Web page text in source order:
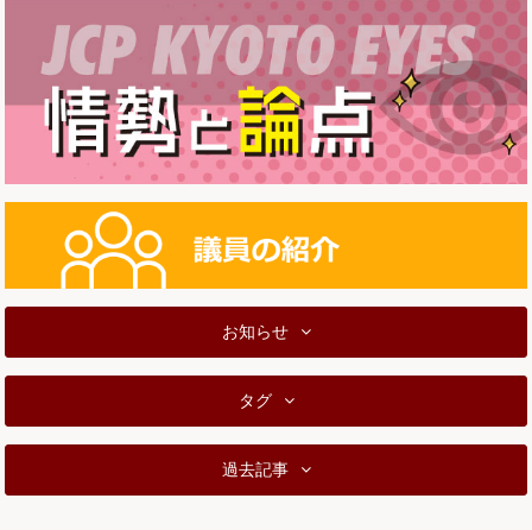
お知らせ
タグ
過去記事